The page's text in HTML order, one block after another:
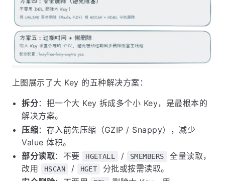
上图展示了大 Key 的五种解决方案：
拆分：把一个大 Key 拆成多个小 Key，是最根本的
解决方案。
压缩：存入前先压缩（GZIP / Snappy），减少
Value 体积。
部分读取：不要 HGETALL / SMEMBERS
全量读取，
改用
HSCAN / HGET
分批或按需读取。